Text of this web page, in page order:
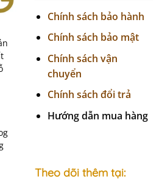
Chính sách bảo hành
Chính sách bảo mật
Chính sách vận
chuyển
Chính sách đổi trả
Hướng dẫn mua hàng
Theo dõi thêm tại: